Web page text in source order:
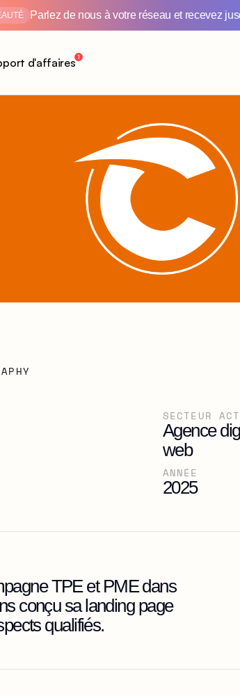
Parlez de nous à votre réseau et recevez
d'affaires 1
SECTEUR
Agence
web
ANNÉE
2025
TPE et PME dans
conçu sa landing page
qualifiés.